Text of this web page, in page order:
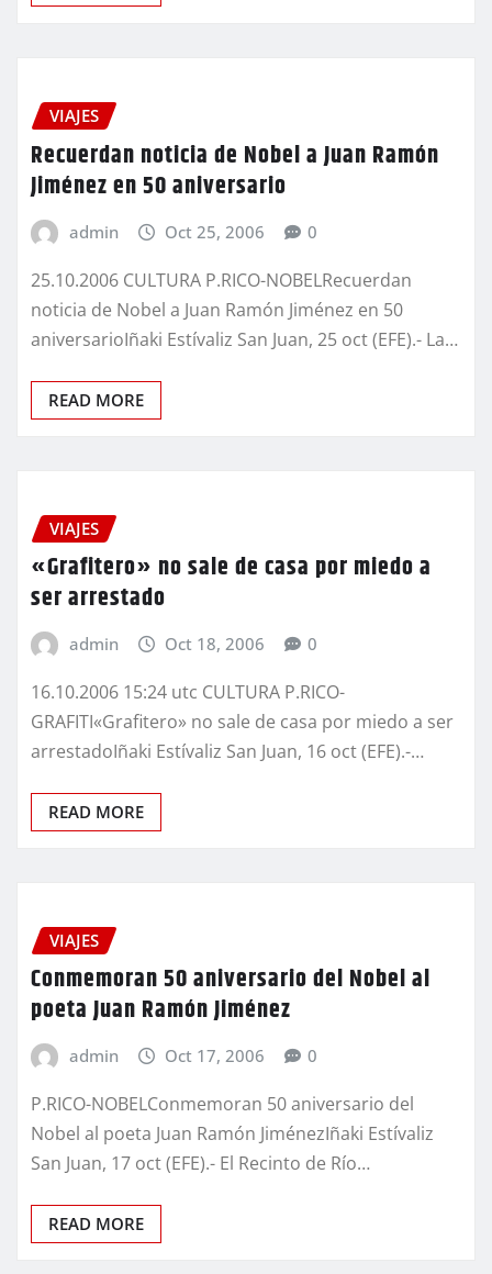
VIAJES
Recuerdan noticia de Nobel a Juan Ramón
Jiménez en 50 aniversario
admin Oct 25, 2006 0
25.10.2006 CULTURA P.RICO-NOBELRecuerdan
noticia de Nobel a Juan Ramón Jiménez en 50
aniversarioIñaki Estívaliz San Juan, 25 oct (EFE).- La…
READ MORE
VIAJES
«Grafitero» no sale de casa por miedo a
ser arrestado
admin Oct 18, 2006 0
16.10.2006 15:24 utc CULTURA P.RICO-
GRAFITI«Grafitero» no sale de casa por miedo a ser
arrestadoIñaki Estívaliz San Juan, 16 oct (EFE).-…
READ MORE
VIAJES
Conmemoran 50 aniversario del Nobel al
poeta Juan Ramón Jiménez
admin Oct 17, 2006 0
P.RICO-NOBELConmemoran 50 aniversario del
Nobel al poeta Juan Ramón JiménezIñaki Estívaliz
San Juan, 17 oct (EFE).- El Recinto de Río…
READ MORE